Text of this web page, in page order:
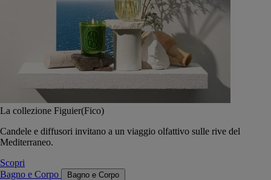
La collezione Figuier(Fico)
Candele e diffusori invitano a un viaggio olfattivo sulle rive del
Mediterraneo.
Scopri
Bagno e Corpo
Bagno e Corpo